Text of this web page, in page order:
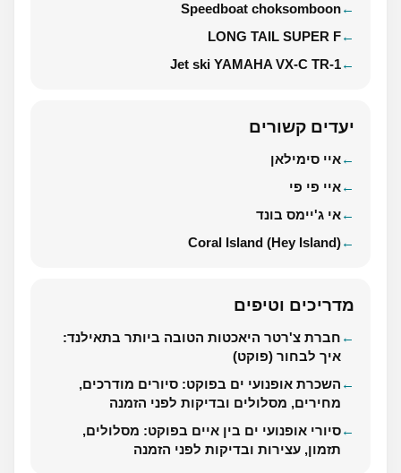
Speedboat choksomboon
LONG TAIL SUPER F
Jet ski YAMAHA VX-C TR-1
יעדים קשורים
איי סימילאן
איי פי פי
אי ג'יימס בונד
Coral Island (Hey Island)
מדריכים וטיפים
חברת צ'רטר היאכטות הטובה ביותר בתאילנד:
איך לבחור (פוקט)
השכרת אופנועי ים בפוקט: סיורים מודרכים,
מחירים, מסלולים ובדיקות לפני הזמנה
סיורי אופנועי ים בין איים בפוקט: מסלולים,
תזמון, עצירות ובדיקות לפני הזמנה